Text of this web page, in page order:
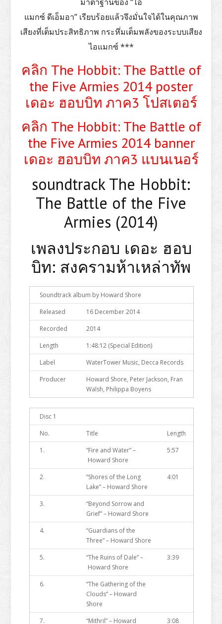
แมกซ์ ดีเอ็มอา” เรียบร้อยแล้วจึงมั่นใจได้ในคุณภาพ
เสียงที่เต็มประสิทธิภาพ กระหึ่มเต็มพลังของระบบเสียง
ไอแมกซ์ ***
คลิก The Hobbit: The Battle of
the Five Armies 2014 poster
เดอะ ฮอบบิท ภาค3 โปสเตอร์
คลิก The Hobbit: The Battle of
the Five Armies 2014 banner
เดอะ ฮอบบิท ภาค3 แบนเนอร์
soundtrack The Hobbit:
The Battle of the Five
Armies (2014)
เพลงประกอบ เดอะ ฮอบ
บิท: สงครามห้าเหล่าทัพ
Soundtrack album by Howard Shore
Released
16 December 2014
Recorded
2014
Length
1:48:12 (Special Edition)
Label
WaterTower Music, Decca Records
Producer
Howard Shore, Peter Jackson, Fran
Walsh, Philippa Boyens
Disc 1
No.
Title
Length
1.
“Fire and Water” –
Howard Shore
5:57
2.
“Shores of the Long
Lake” – Howard Shore
4:01
3.
“Beyond Sorrow and
Grief” – Howard Shore
4.
“Guardians of the
Three” – Howard Shore
5.
“The Ruins of Dale” –
Howard Shore
3:39
6.
“The Gathering of the
Clouds” – Howard
Shore
7.
“Mithril” – Howard 3:08